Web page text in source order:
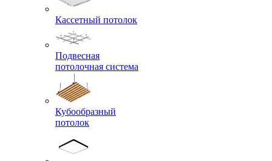
Кассетный потолок
Подвесная
потолочная система
Кубообразный
потолок